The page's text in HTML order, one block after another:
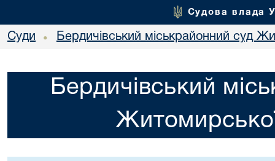
Судова влада
Суди • Бердичівський міськрайонний суд
Бердичівський